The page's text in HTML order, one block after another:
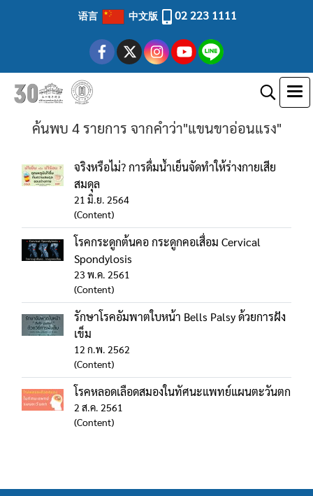
语言 中文版 02 223 1111
ค้นพบ 4 รายการ จากคำว่า"แขนขาอ่อนแรง"
จริงหรือไม่? การดื่มน้ำเย็นจัดทำให้ร่างกายเสีย
สมดุล
21 มิ.ย. 2564
(Content)
โรคกระดูกต้นคอ กระดูกคอเสื่อม Cervical
Spondylosis
23 พ.ค. 2561
(Content)
รักษาโรคอัมพาตใบหน้า Bells Palsy ด้วยการฝัง
เข็ม
12 ก.พ. 2562
(Content)
โรคหลอดเลือดสมองในทัศนะแพทย์แผนตะวันตก
2 ส.ค. 2561
(Content)